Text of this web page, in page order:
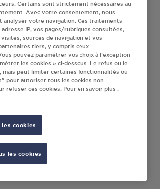
Certains sont strictement nécessaires au
Avec votre consentement, nous
analyser votre navigation. Ces traitements
IP, vos pages/rubriques consultées,
sources de navigation et vos
tiers, y compris ceux
pouvez paramétrer vos choix à l’exception
les cookies » ci-dessous. Le refus ou le
mais peut limiter certaines fonctionnalités ou
pour autoriser tous les cookies non
refuser ces cookies. Pour en savoir plus :
les cookies
les cookies